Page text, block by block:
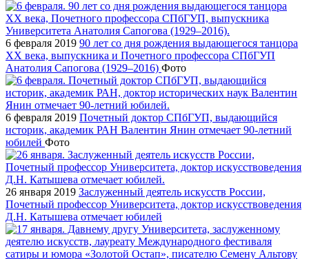
6 февраля 2019 90 лет со дня рождения выдающегося танцора
XX века, выпускника и Почетного профессора СПбГУП
Анатолия Сапогова (1929–2016) Фото
6 февраля 2019 Почетный доктор СПбГУП, выдающийся
историк, академик РАН Валентин Янин отмечает 90-летний
юбилей Фото
26 января 2019 Заслуженный деятель искусств России,
Почетный профессор Университета, доктор искусствоведения
Д.Н. Катышева отмечает юбилей